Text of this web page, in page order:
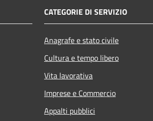
CATEGORIE DI SERVIZIO
Anagrafe e stato civile
Cultura e tempo libero
Vita lavorativa
Imprese e Commercio
Appalti pubblici